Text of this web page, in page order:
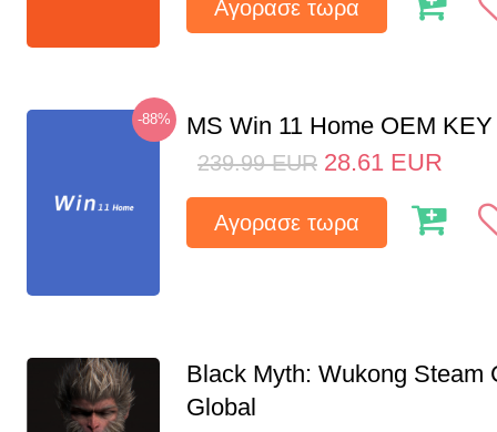
Αγορασε τωρα
-88% MS Win 11 Home OEM
239.99 EUR 28.61 EUR
Αγορασε τωρα
Black Myth: Wukong Steam
Global